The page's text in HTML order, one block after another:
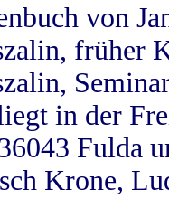
von
früher
in der
Fulda
Krone,